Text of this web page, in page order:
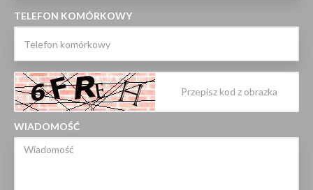
TELEFON KOMÓRKOWY
WIADOMOŚĆ